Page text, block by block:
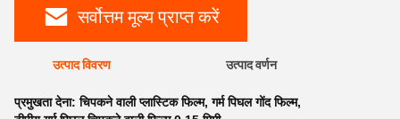
सर्वोत्तम मूल्य प्राप्त करें
उत्पाद विवरण उत्पाद वर्णन
प्रमुखता देना:चिपकने वाली प्लास्टिक फिल्म,गर्म पिघल गोंद फिल्म,